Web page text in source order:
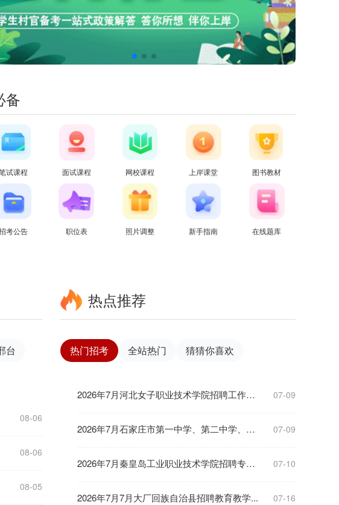
备
试课程 面试课程 网校课程 上岸课堂 图书教材
考公告 职位表 照片调整 新手指南 在线题库
台
08-06
08-06
08-05
热点推荐
热门招考 全站热门 猜猜你喜欢
2026年7月河北女子职业技术学院招聘工作人... 07-09
2026年7月石家庄市第一中学、第二中学、第... 07-09
2026年7月秦皇岛工业职业技术学院招聘专任... 07-10
2026年7月7月大厂回族自治县招聘教育教学... 07-16